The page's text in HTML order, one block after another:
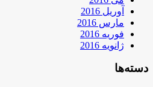
آوریل 2016
مارس 2016
فوریه 2016
ژانویه 2016
دسته‌ها